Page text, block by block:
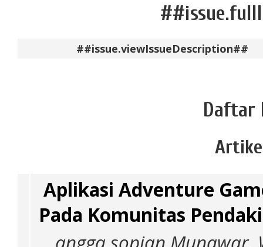
##issue.viewIssueDescription##
Daftar
Aplikasi Adventure
Pada Komunitas